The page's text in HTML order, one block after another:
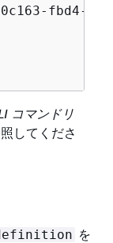
fbd4-
コマンドリ
してくださ
を